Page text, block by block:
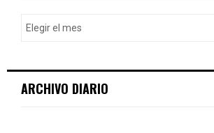
ARCHIVO DIARIO